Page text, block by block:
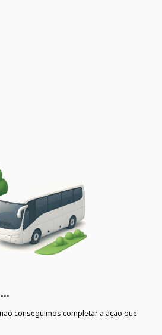
conseguimos completar a ação que